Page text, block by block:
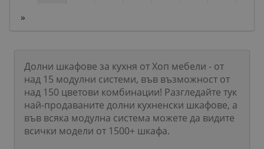
»
Долни шкафове за кухня от Хоп мебели - от
над 15 модулни системи, във възможност от
над 150 цветови комбинации! Разгледайте тук
най-продаваните долни кухненски шкафове, а
във всяка модулна система можете да видите
всички модели от 1500+ шкафа.